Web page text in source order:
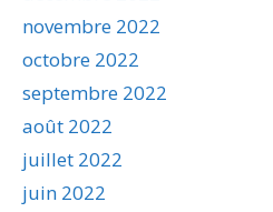
novembre 2022
octobre 2022
septembre 2022
août 2022
juillet 2022
juin 2022